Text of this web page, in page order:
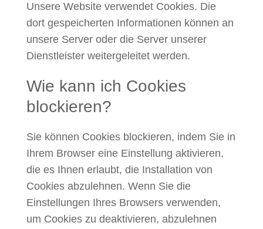
Unsere Website verwendet Cookies. Die
dort gespeicherten Informationen können an
unsere Server oder die Server unserer
Dienstleister weitergeleitet werden.
Wie kann ich Cookies
blockieren?
Sie können Cookies blockieren, indem Sie in
Ihrem Browser eine Einstellung aktivieren,
die es Ihnen erlaubt, die Installation von
Cookies abzulehnen. Wenn Sie die
Einstellungen Ihres Browsers verwenden,
um Cookies zu deaktivieren, abzulehnen